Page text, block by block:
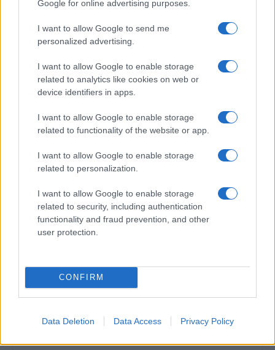
Google for online advertising purposes.
I want to allow Google to send me
personalized advertising.
I want to allow Google to enable storage
related to analytics like cookies on web or
device identifiers in apps.
I want to allow Google to enable storage
related to functionality of the website or app.
I want to allow Google to enable storage
related to personalization.
I want to allow Google to enable storage
related to security, including authentication
functionality and fraud prevention, and other
user protection.
CONFIRM
Data Deletion Data Access Privacy Policy
Mario x Connect-R - TOREADOR
Mario x Connect-R - TOREADOR versuri
versuri Mario x Connect-R - TOREADOR
Articol anterior
Céline Dion anunță zece noi
după o cerere fără precedent
din partea fanilor
Următorul articol
IDK – emotional swaggage
https://traiestemuzica.ro